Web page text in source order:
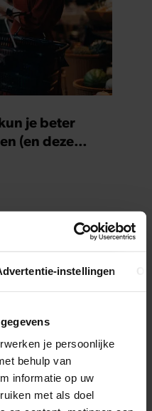
instellingen
je persoonlijke
behulp van
informatie op uw
met als doel
je beter
(en deze